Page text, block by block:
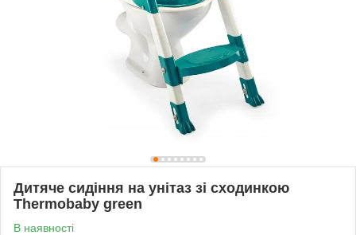
Дитяче сидіння на унітаз зі сходинкою
Thermobaby green
В наявності